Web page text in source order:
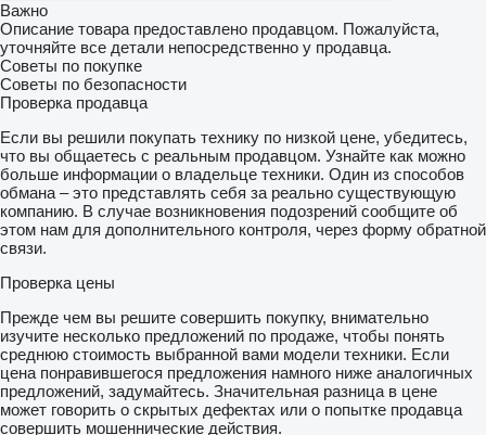
Важно
Описание товара предоставлено продавцом. Пожалуйста,
уточняйте все детали непосредственно у продавца.
Советы по покупке
Советы по безопасности
Проверка продавца
Если вы решили покупать технику по низкой цене, убедитесь,
что вы общаетесь с реальным продавцом. Узнайте как можно
больше информации о владельце техники. Один из способов
обмана – это представлять себя за реально существующую
компанию. В случае возникновения подозрений сообщите об
этом нам для дополнительного контроля, через форму обратной
связи.
Проверка цены
Прежде чем вы решите совершить покупку, внимательно
изучите несколько предложений по продаже, чтобы понять
среднюю стоимость выбранной вами модели техники. Если
цена понравившегося предложения намного ниже аналогичных
предложений, задумайтесь. Значительная разница в цене
может говорить о скрытых дефектах или о попытке продавца
совершить мошеннические действия.